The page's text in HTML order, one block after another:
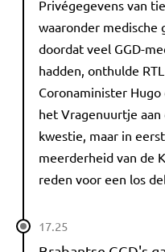
Privégegevens van
waaronder medische
doordat veel GGD-
hadden, onthulde
Coronaminister
het Vragenuurtje
kwestie, maar in
meerderheid van de
reden voor een los
17.25